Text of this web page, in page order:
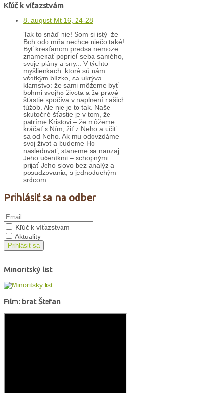
Kľúč k víťazstvám
8. august Mt 16, 24-28
Tak to snáď nie! Som si istý, že
Boh odo mňa nechce niečo také!
Byť kresťanom predsa nemôže
znamenať poprieť seba samého,
svoje plány a sny... V týchto
myšlienkach, ktoré sú nám
všetkým blízke, sa ukrýva
klamstvo: že sami môžeme byť
bohmi svojho života a že pravé
šťastie spočíva v naplnení našich
túžob. Ale nie je to tak. Naše
skutočné šťastie je v tom, že
patríme Kristovi – že môžeme
kráčať s Ním, žiť z Neho a učiť
sa od Neho. Ak mu odovzdáme
svoj život a budeme Ho
nasledovať, staneme sa naozaj
Jeho učeníkmi – schopnými
prijať Jeho slovo bez analýz a
posudzovania, s jednoduchým
srdcom.
Prihlásiť sa na odber
Kľúč k víťazstvám
Aktuality
Prihlásiť sa
Minoritský list
Film: brat Štefan